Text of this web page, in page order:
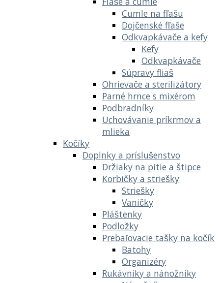
Cumle na fľašu
Dojčenské fľaše
Odkvapkávače a kefy
Kefy
Odkvapkávače
Súpravy fliaš
Ohrievače a sterilizátory
Parné hrnce s mixérom
Podbradníky
Uchovávanie príkrmov a
mlieka
Kočíky
Doplnky a príslušenstvo
Držiaky na pitie a štipce
Korbičky a striešky
Striešky
Vaničky
Pláštenky
Podložky
Prebaľovacie tašky na kočík
Batohy
Organizéry
Rukávniky a nánožníky